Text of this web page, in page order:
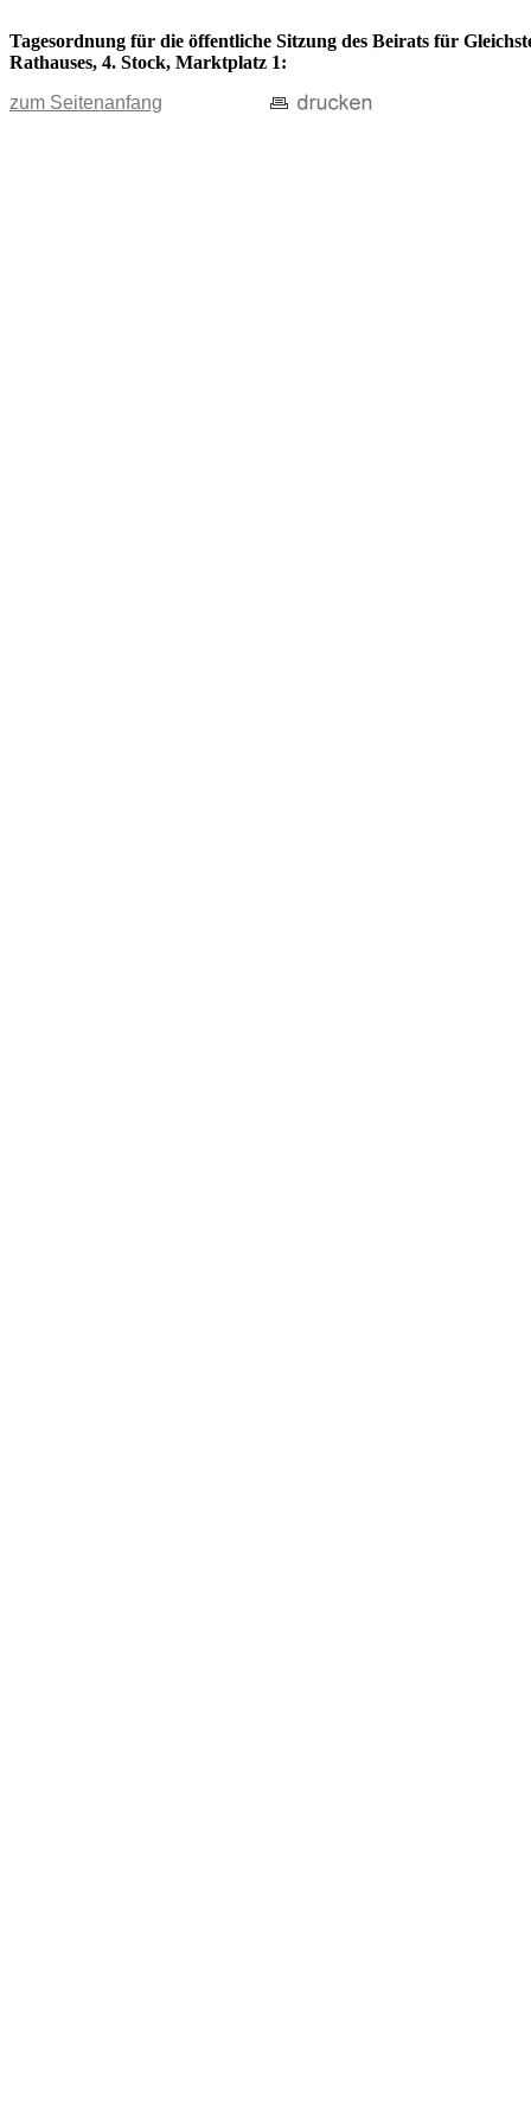
Tagesordnung für die öffentliche Sitzung des Beirats für
Rathauses, 4. Stock, Marktplatz 1:
zum Seitenanfang